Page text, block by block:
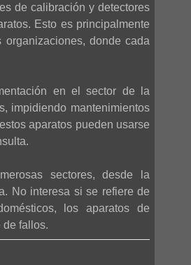
de calibración y detectores
Esto es principalmente
donde cada
en el sector de la
impidiendo mantenimientos
aparatos pueden usarse
sectores, desde la
No interesa si se refiere de
los aparatos de
de fallos.